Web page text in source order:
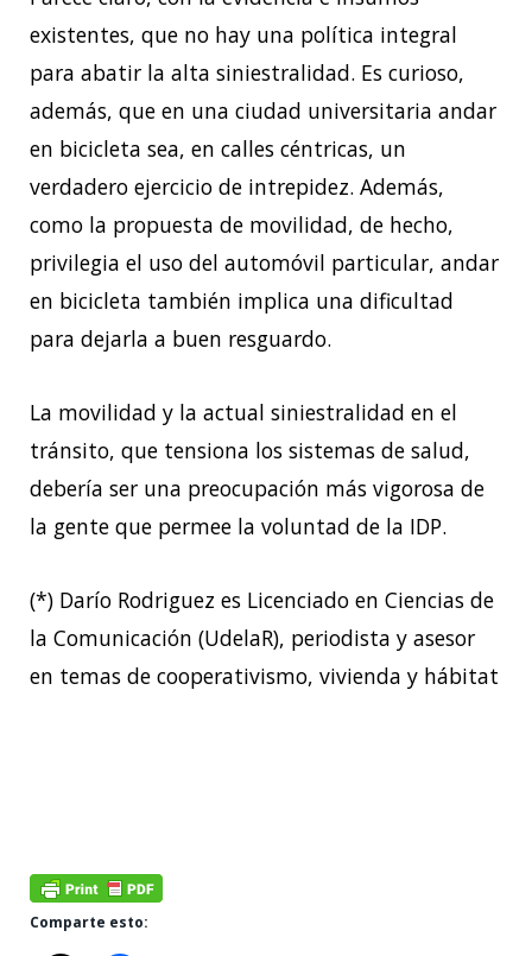
existentes, que no hay una política integral
para abatir la alta siniestralidad. Es curioso,
además, que en una ciudad universitaria andar
en bicicleta sea, en calles céntricas, un
verdadero ejercicio de intrepidez. Además,
como la propuesta de movilidad, de hecho,
privilegia el uso del automóvil particular, andar
en bicicleta también implica una dificultad
para dejarla a buen resguardo.
La movilidad y la actual siniestralidad en el
tránsito, que tensiona los sistemas de salud,
debería ser una preocupación más vigorosa de
la gente que permee la voluntad de la IDP.
(*) Darío Rodriguez es Licenciado en Ciencias de
la Comunicación (UdelaR), periodista y asesor
en temas de cooperativismo, vivienda y hábitat
Comparte esto: